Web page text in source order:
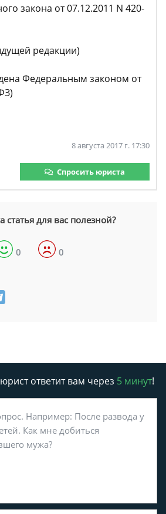
закона от 07.12.2011 N 420-
редакции)
Федеральным законом от
8 августа 2017 г. 17:30
Спросить юриста
статья для вас полезной?
0 0
ответит вам через 5 минут!